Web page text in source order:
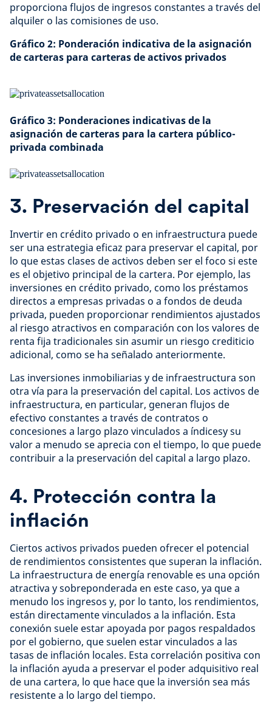
proporciona flujos de ingresos constantes a través del
alquiler o las comisiones de uso.
Gráfico 2: Ponderación indicativa de la asignación
de carteras para carteras de activos privados
Gráfico 3: Ponderaciones indicativas de la
asignación de carteras para la cartera público-
privada combinada
3. Preservación del capital
Invertir en crédito privado o en infraestructura puede
ser una estrategia eficaz para preservar el capital, por
lo que estas clases de activos deben ser el foco si este
es el objetivo principal de la cartera. Por ejemplo, las
inversiones en crédito privado, como los préstamos
directos a empresas privadas o a fondos de deuda
privada, pueden proporcionar rendimientos ajustados
al riesgo atractivos en comparación con los valores de
renta fija tradicionales sin asumir un riesgo crediticio
adicional, como se ha señalado anteriormente.
Las inversiones inmobiliarias y de infraestructura son
otra vía para la preservación del capital. Los activos de
infraestructura, en particular, generan flujos de
efectivo constantes a través de contratos o
concesiones a largo plazo vinculados a índicesy su
valor a menudo se aprecia con el tiempo, lo que puede
contribuir a la preservación del capital a largo plazo.
4. Protección contra la
inflación
Ciertos activos privados pueden ofrecer el potencial
de rendimientos consistentes que superan la inflación.
La infraestructura de energía renovable es una opción
atractiva y sobreponderada en este caso, ya que a
menudo los ingresos y, por lo tanto, los rendimientos,
están directamente vinculados a la inflación. Esta
conexión suele estar apoyada por pagos respaldados
por el gobierno, que suelen estar vinculados a las
tasas de inflación locales. Esta correlación positiva con
la inflación ayuda a preservar el poder adquisitivo real
de una cartera, lo que hace que la inversión sea más
resistente a lo largo del tiempo.